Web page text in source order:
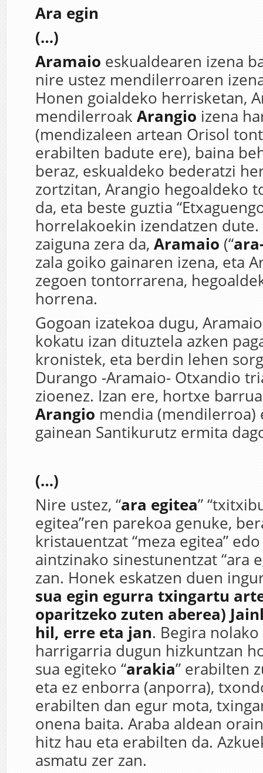
Ara egin
(…)
Aramaio eskualdearen izena
nire ustez mendilerroaren
Honen goialdeko herrisketan,
mendilerroak Arangio izena
(mendizaleen artean Orisol
erabilten badute ere), baina
beraz, eskualdeko bederatzi
zortzitan, Arangio hegoaldeko
da, eta beste guztia
horrelakoekin izendatzen
zaiguna zera da, Aramaio (“
zala goiko gainaren izena, eta
zegoen tontorrarena,
horrena.
Gogoan izatekoa dugu,
kokatu izan dituztela azken
kronistek, eta berdin lehen
Durango -Aramaio- Otxandio
zioenez. Izan ere, hortxe
Arangio mendia (mendilerroa)
gainean Santikurutz ermita
(…)
Nire ustez, “ara egitea”
egitea”ren parekoa genuke,
kristauentzat “meza egitea”
aintzinako sinestunentzat “ara
zan. Honek eskatzen duen
sua egin egurra txingartu
oparitzeko zuten aberea)
hil, erre eta jan. Begira
harrigarria dugun hizkuntzan
sua egiteko “arakia” erabilten
eta ez enborra (anporra),
erabilten dan egur mota,
onena baita. Araba aldean
hitz hau eta erabilten da.
asmatu zer zan.